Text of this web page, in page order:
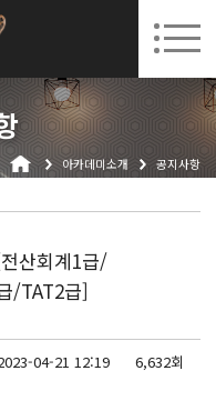
08. 12.(수)
가입 고객센터
아카데미소개 공지사항
산회계1급/
/TAT2급]
04-21 12:19 6,632회